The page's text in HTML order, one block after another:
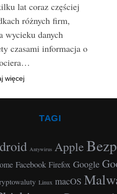
lat coraz częściej
różnych firm,
wycieku danych
czasami informacja o
więcej
TAGI
Antywirus Apple
Facebook Firefox Google
Linux macOS